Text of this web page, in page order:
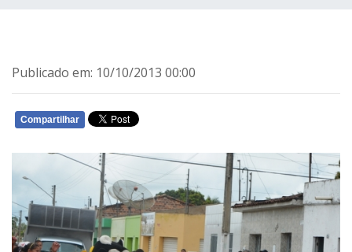
Publicado em: 10/10/2013 00:00
Compartilhar